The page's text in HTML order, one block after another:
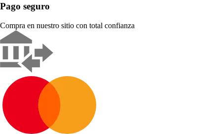
Pago seguro
Compra en nuestro sitio con total confianza